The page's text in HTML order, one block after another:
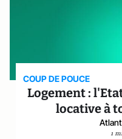
COUP DE POUCE
Logement :
locative à
1